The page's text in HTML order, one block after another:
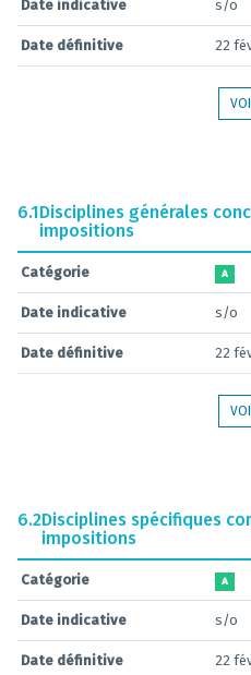
Date indicative s/o
Date définitive 22
6.1Disciplines générales
impositions
Catégorie A
Date indicative s/o
Date définitive 22
6.2Disciplines spécifiques
impositions
Catégorie A
Date indicative s/o
Date définitive 22